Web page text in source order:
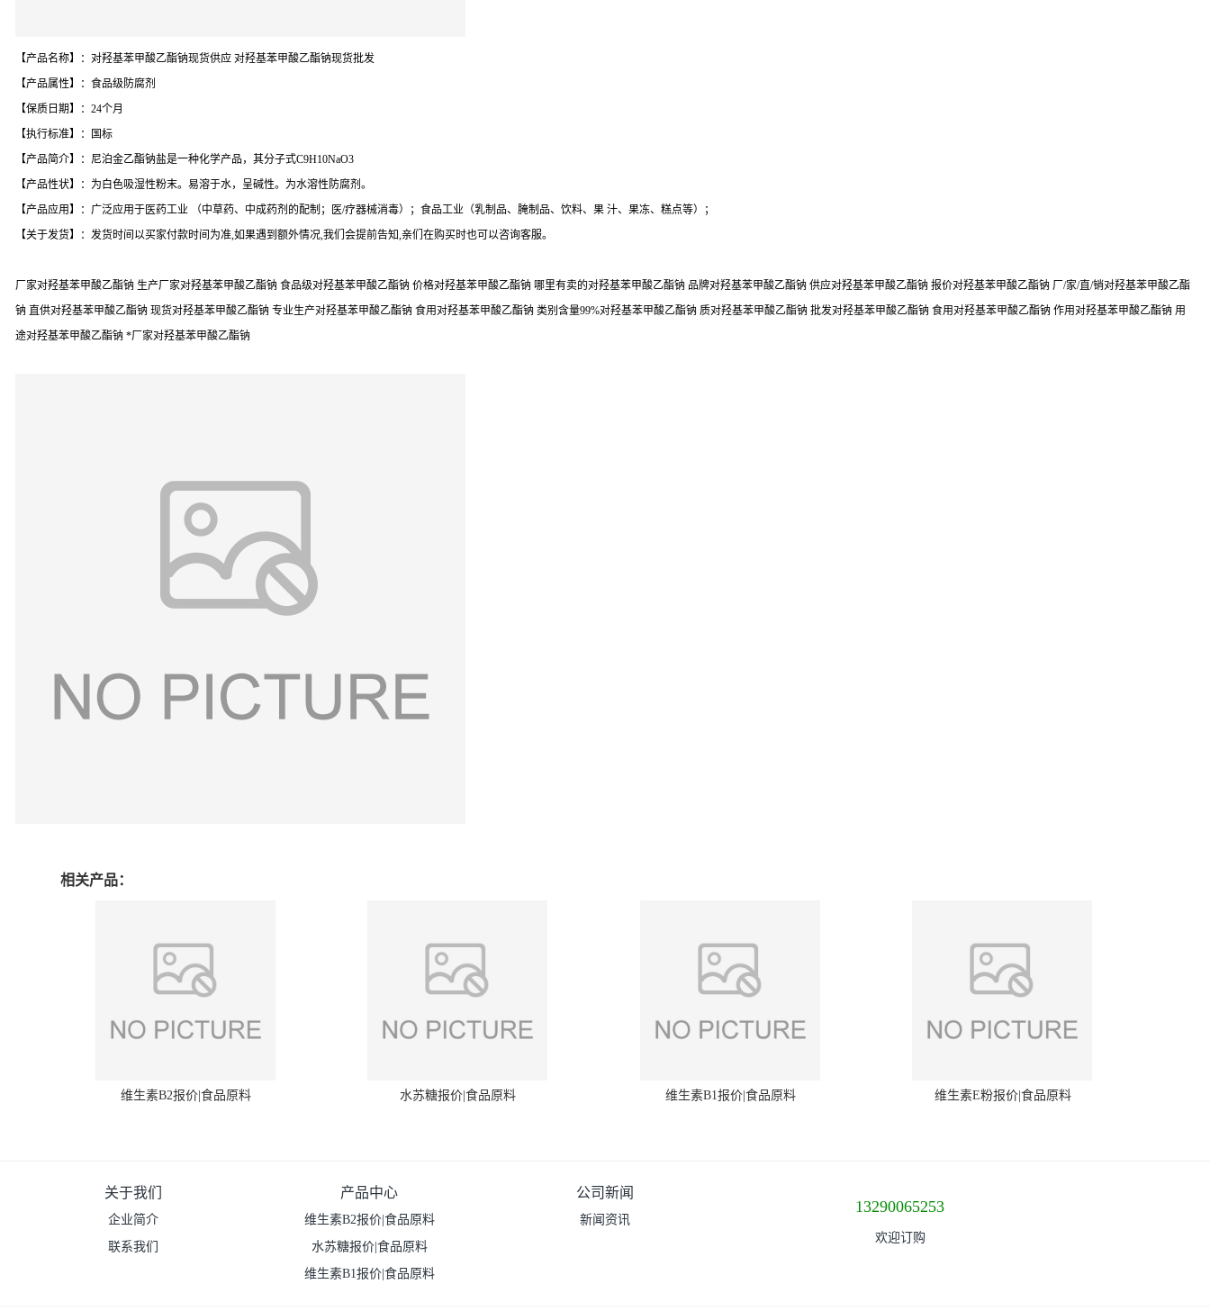
【产品名称】：对羟基苯甲酸乙酯钠现货供应 对羟基苯甲酸乙酯钠现货批发
【产品属性】：食品级防腐剂
【保质日期】：24个月
【执行标准】：国标
【产品简介】：尼泊金乙酯钠盐是一种化学产品，其分子式C9H10NaO3
【产品性状】：为白色吸湿性粉末。易溶于水，呈碱性。为水溶性防腐剂。
【产品应用】：广泛应用于医药工业 （中草药、中成药剂的配制；医/疗器械消毒）；食品工业（乳制品、腌制品、饮料、果 汁、果冻、糕点等）；
【关于发货】：发货时间以买家付款时间为准,如果遇到额外情况,我们会提前告知,亲们在购买时也可以咨询客服。
厂家对羟基苯甲酸乙酯钠 生产厂家对羟基苯甲酸乙酯钠 食品级对羟基苯甲酸乙酯钠 价格对羟基苯甲酸乙酯钠 哪里有卖的对羟基苯甲酸乙酯钠 品牌对羟基苯甲酸乙酯钠 供应对羟基苯甲酸乙酯钠 报价对羟基苯甲酸乙酯钠 厂/家/直/销对羟基苯甲酸乙酯
钠 直供对羟基苯甲酸乙酯钠 现货对羟基苯甲酸乙酯钠 专业生产对羟基苯甲酸乙酯钠 食用对羟基苯甲酸乙酯钠 类别含量99%对羟基苯甲酸乙酯钠 质对羟基苯甲酸乙酯钠 批发对羟基苯甲酸乙酯钠 食用对羟基苯甲酸乙酯钠 作用对羟基苯甲酸乙酯钠 用
途对羟基苯甲酸乙酯钠 *厂家对羟基苯甲酸乙酯钠
相关产品：
维生素B2报价|食品原料 水苏糖报价|食品原料 维生素B1报价|食品原料 维生素E粉报价|食品原料
关于我们
企业简介
联系我们
产品中心
维生素B2报价|食品原料
水苏糖报价|食品原料
维生素B1报价|食品原料
公司新闻
新闻资讯
13290065253
欢迎订购